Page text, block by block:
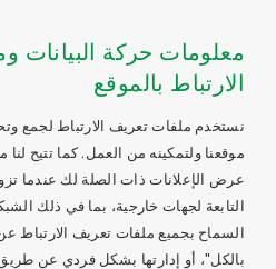
معلومات حركة البيانات
الارتباط بالموقع
نستخدم ملفات تعريف الارتباط لجمع
موقعنا ولتمكينه من العمل. كما تتيح لنا
عرض الإعلانات ذات الصلة لك عندما
التابعة لجهات خارجية، بما في ذلك
السماح بجميع ملفات تعريف الارتباط
بالكل"، أو إدارتها بشكل فردي عن